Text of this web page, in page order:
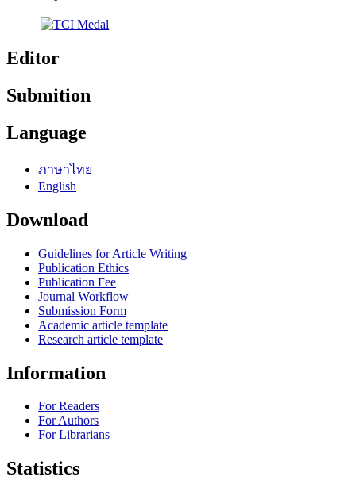
Editor
Submition
Language
ภาษาไทย
English
Download
Guidelines for Article Writing
Publication Ethics
Publication Fee
Journal Workflow
Submission Form
Academic article template
Research article template
Information
For Readers
For Authors
For Librarians
Statistics